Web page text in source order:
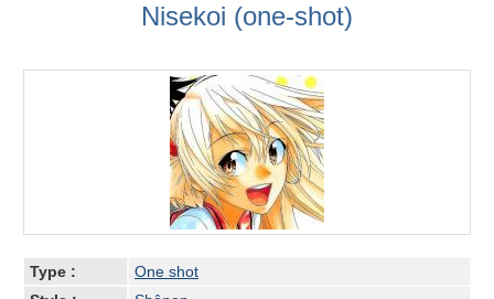
Nisekoi (one-shot)
Type :
One shot